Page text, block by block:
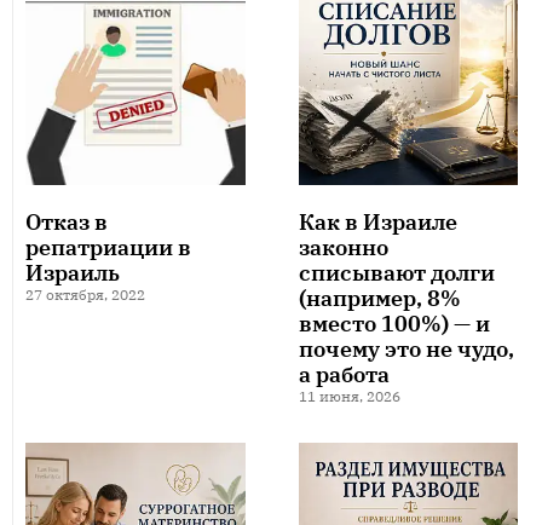
Отказ в
репатриации в
Израиль
27 октября, 2022
Как в Израиле
законно
списывают долги
(например, 8%
вместо 100%) — и
почему это не чудо,
а работа
11 июня, 2026